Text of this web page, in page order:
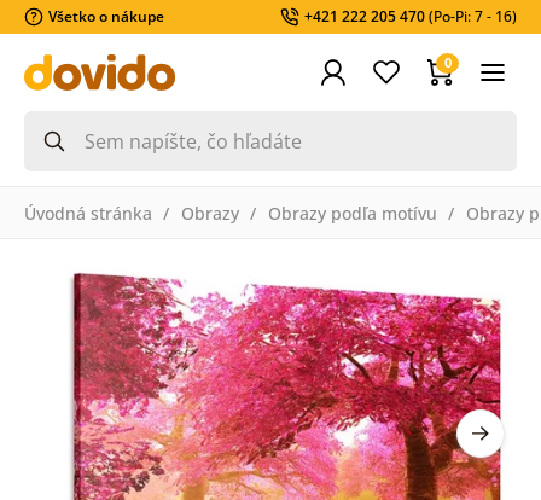
Všetko o nákupe +421 222 205 470(Po-Pi: 7 - 16)
0
Úvodná stránka Obrazy Obrazy podľa motívu Obrazy